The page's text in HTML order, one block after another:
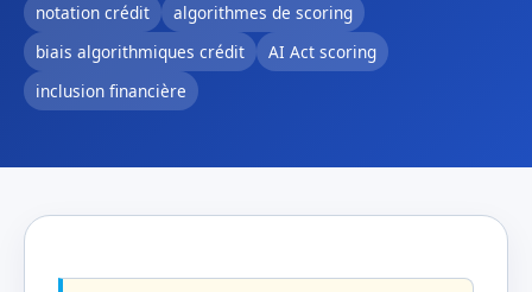
notation crédit
algorithmes de scoring
biais algorithmiques crédit
AI Act scoring
inclusion financière